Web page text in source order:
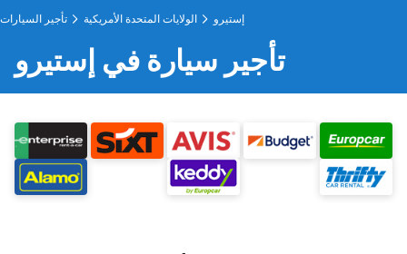
تأجير السيارات الولايات المتحدة الأمريكية إستيرو
تأجير سيارة في إستيرو